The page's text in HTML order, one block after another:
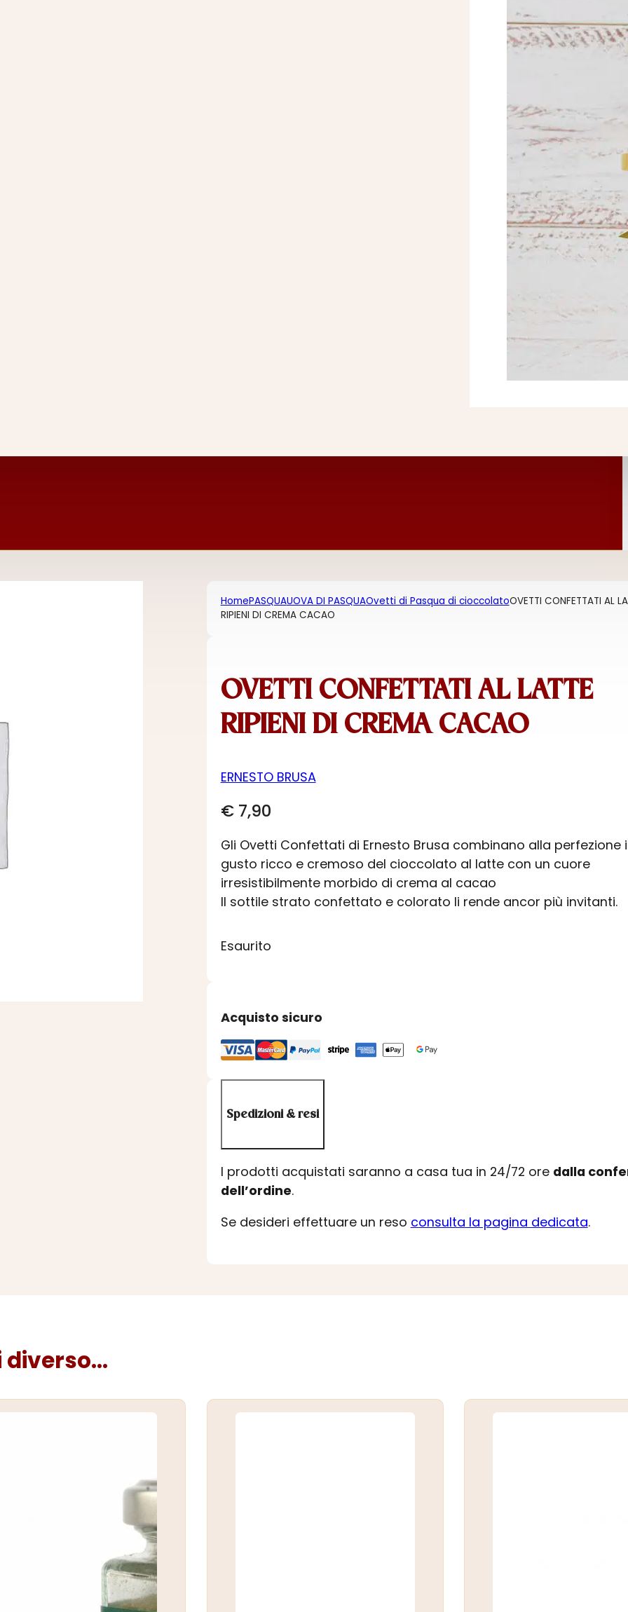
HomePASQUAUOVA DI PASQUAOvetti di Pasqua di cioccolatoOVETTI CONFETTATI AL
RIPIENI DI CREMA CACAO
OVETTI CONFETTATI AL LATTE
RIPIENI DI CREMA CACAO
ERNESTO BRUSA
€7,90
Gli Ovetti Confettati di Ernesto Brusa combinano alla perfezione
gusto ricco e cremoso del cioccolato al latte con un cuore
irresistibilmente morbido di crema al cacao
Il sottile strato confettato e colorato li rende ancor più invitanti.
Esaurito
Acquisto sicuro
Spedizioni & resi
I prodotti acquistati saranno a casa tua in 24/72 ore dalla
dell’ordine.
Se desideri effettuare un reso consulta la pagina dedicata.